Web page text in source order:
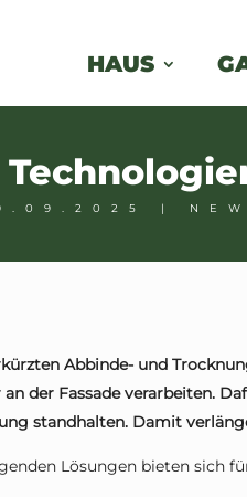
HAUS
|
Abbinde- und
der Fassade verarbeiten.
standhalten. Damit
Lösungen bieten sich